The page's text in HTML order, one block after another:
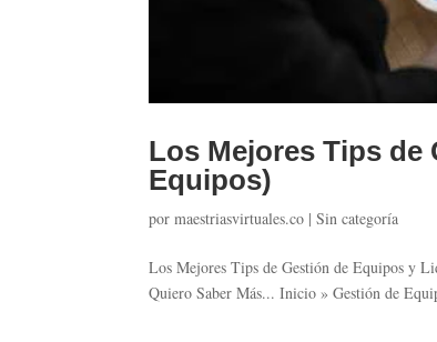
Los Mejores Tips de
Equipos)
pormaestriasvirtuales.co |Sin categoría
Los Mejores Tips de Gestión de Equipos y
Quiero Saber Más... Inicio » Gestión de